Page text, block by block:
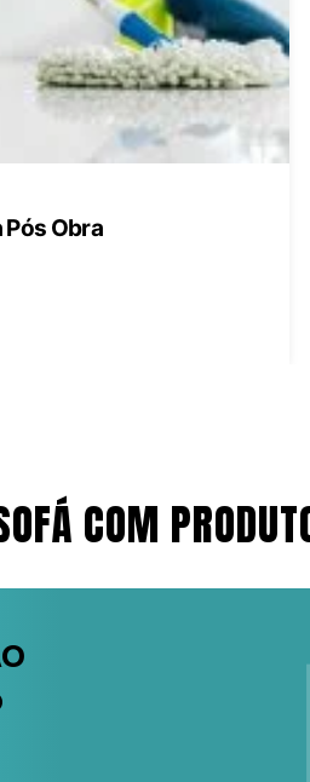
Pós Obra
COM